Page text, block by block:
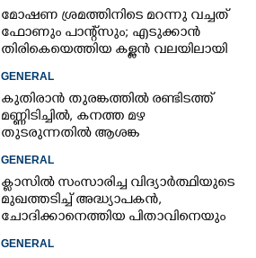
മോഷണ ശ്രമത്തിനിടെ മറന്നു വച്ചത്
ഫോണും പാന്റ്സും; എടുക്കാൻ
തിരികെയെത്തിയ കള്ളൻ വലയിലായി
GENERAL
കുതിരാൻ തുരങ്കത്തിൽ രണ്ടിടത്ത്
മണ്ണിടിച്ചിൽ, കനത്ത മഴ
തുടരുന്നതിൽ ആശങ്ക
GENERAL
ക്ളാസിൽ സംസാരിച്ച വിദ്യാർത്ഥിയുടെ
മുഖത്തടിച്ച് അദ്ധ്യാപകൻ,
ചോദിക്കാനെത്തിയ പിതാവിനെയും
GENERAL